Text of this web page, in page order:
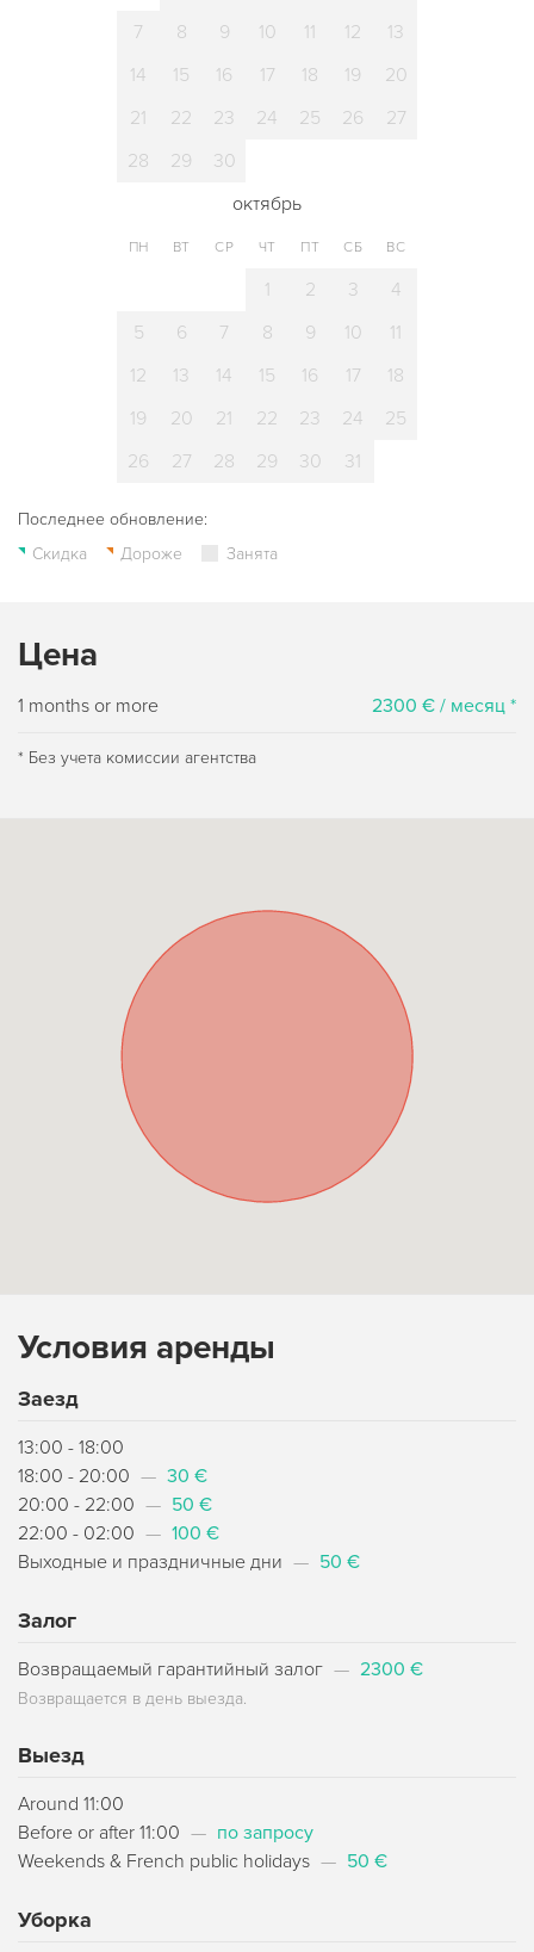
7
8 9 10 11 12
13
14
15 16 17 18 19
20
21
22 23 24 25 26
27
28
29
30
октябрь
ПН ВТ СР ЧТ ПТ СБ ВС
1 2 3
4
5
6 7 8 9 10
11
12
13 14 15 16 17
18
19
20 21 22 23 24
25
26
27 28 29 30 31
Последнее обновление:
Скидка
Дороже Занята
Цена
1 months or more 2300 € / месяц *
* Без учета комиссии агентства
Условия аренды
Заезд
13:00 - 18:00
18:00 - 20:00 — 30 €
20:00 - 22:00 — 50 €
22:00 - 02:00 — 100 €
Выходные и праздничные дни — 50 €
Залог
Возвращаемый гарантийный залог — 2300 €
Возвращается в день выезда.
Выезд
Around 11:00
Before or after 11:00 — по запросу
Weekends & French public holidays — 50 €
Уборка